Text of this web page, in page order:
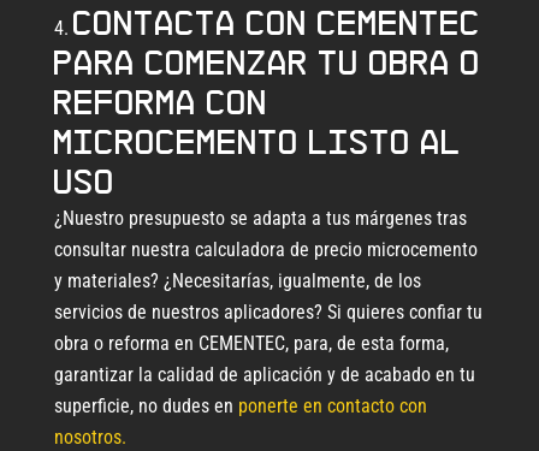
Contacta con CEMENTEC
para comenzar tu obra o
reforma con
microcemento listo al
uso
¿Nuestro presupuesto se adapta a tus márgenes tras
consultar nuestra calculadora de precio microcemento
y materiales? ¿Necesitarías, igualmente, de los
servicios de nuestros aplicadores? Si quieres confiar tu
obra o reforma en CEMENTEC, para, de esta forma,
garantizar la calidad de aplicación y de acabado en tu
superficie, no dudes en ponerte en contacto con
nosotros.